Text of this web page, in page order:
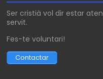
Ser cristià vol dir estar
servit.
Fes-te voluntari!
Contactar